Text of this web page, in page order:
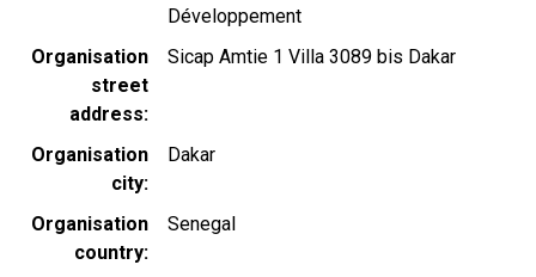
Développement
Organisation
street
address
Sicap Amtie 1 Villa 3089 bis Dakar
Organisation
city
Dakar
Organisation
country
Senegal